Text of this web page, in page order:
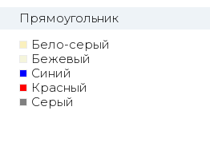
Прямоугольник
Бело-серый
Бежевый
Синий
Красный
Серый